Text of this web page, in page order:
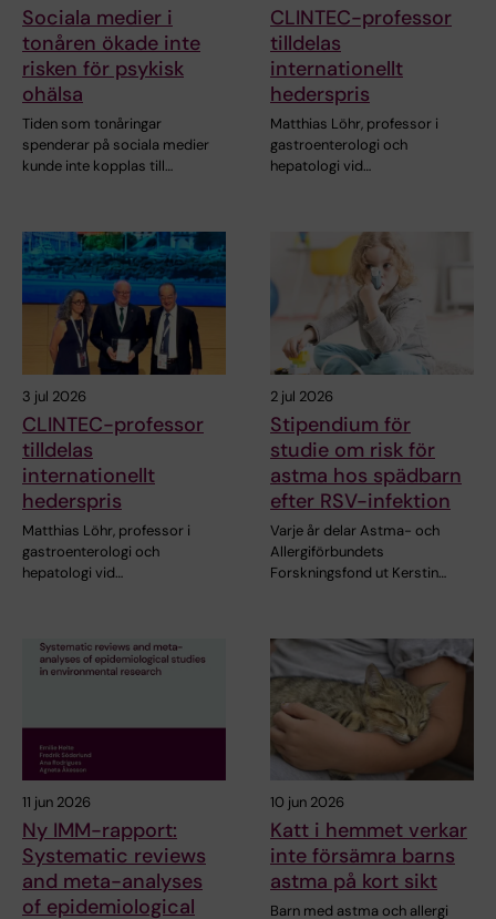
Sociala medier i
tonåren ökade inte
risken för psykisk
ohälsa
Tiden som tonåringar
spenderar på sociala medier
kunde inte kopplas till…
CLINTEC-professor
tilldelas
internationellt
hederspris
Matthias Löhr, professor i
gastroenterologi och
hepatologi vid…
3 jul 2026
CLINTEC-professor
tilldelas
internationellt
hederspris
Matthias Löhr, professor i
gastroenterologi och
hepatologi vid…
2 jul 2026
Stipendium för
studie om risk för
astma hos spädbarn
efter RSV-infektion
Varje år delar Astma- och
Allergiförbundets
Forskningsfond ut Kerstin…
11 jun 2026
Ny IMM-rapport:
Systematic reviews
and meta-analyses
of epidemiological
10 jun 2026
Katt i hemmet verkar
inte försämra barns
astma på kort sikt
Barn med astma och allergi